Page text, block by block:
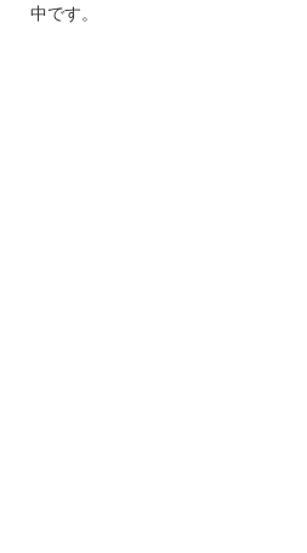
中です。